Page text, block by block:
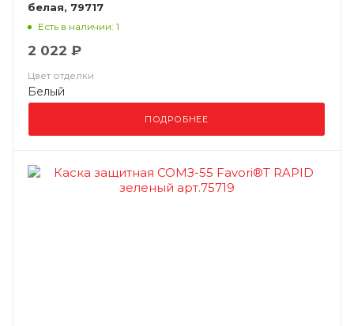
белая, 79717
Есть в наличии: 1
2 022 ₽
Цвет отделки
Белый
ПОДРОБНЕЕ